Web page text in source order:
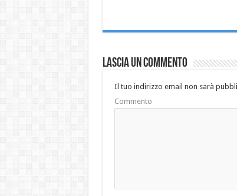
Lascia un commento
Il tuo indirizzo email non sarà
Commento